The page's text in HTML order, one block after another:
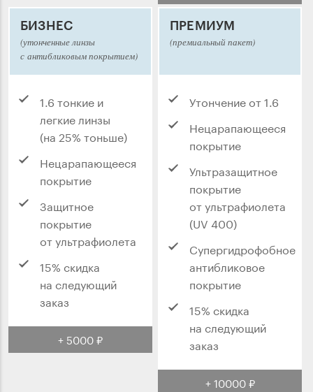
БИЗНЕС
(утонченные линзы
с антибликовым покрытием)
1.6 тонкие и
легкие линзы
(на 25% тоньше)
Нецарапающееся
покрытие
Защитное
покрытие
от ультрафиолета
15% скидка
на следующий
заказ
+ 5000 ₽
ПРЕМИУМ
(премиальный пакет)
Утончение от 1.6
Нецарапающееся
покрытие
Ультразащитное
покрытие
от ультрафиолета
(UV 400)
Супергидрофобное
антибликовое
покрытие
15% скидка
на следующий
заказ
+ 10000 ₽